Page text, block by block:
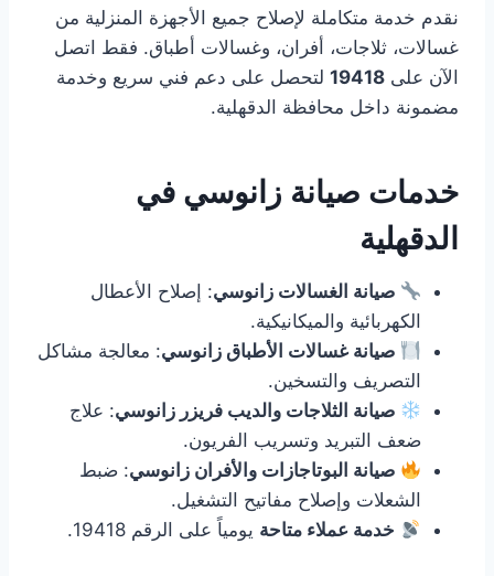
نقدم خدمة متكاملة لإصلاح جميع الأجهزة المنزلية من
غسالات، ثلاجات، أفران، وغسالات أطباق. فقط اتصل
الآن على 19418 لتحصل على دعم فني سريع وخدمة
مضمونة داخل محافظة الدقهلية.
خدمات صيانة زانوسي في
الدقهلية
صيانة الغسالات زانوسي: إصلاح الأعطال
الكهربائية والميكانيكية.
صيانة غسالات الأطباق زانوسي: معالجة مشاكل
التصريف والتسخين.
صيانة الثلاجات والديب فريزر زانوسي: علاج
ضعف التبريد وتسريب الفريون.
صيانة البوتاجازات والأفران زانوسي: ضبط
الشعلات وإصلاح مفاتيح التشغيل.
خدمة عملاء متاحة يومياً على الرقم 19418.